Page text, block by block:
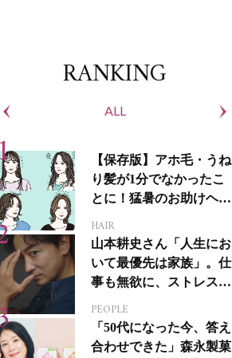
RANKING
ALL
【保存版】アホ毛・うね
り髪が1分でなかったこ
とに！猛暑のお助けヘア
HAIR
山本耕史さん「人生にお
いて最優先は家族」。仕
事も無欲に、ストレスを
PEOPLE
「50代になった今、答え
合わせできた」森永製菓